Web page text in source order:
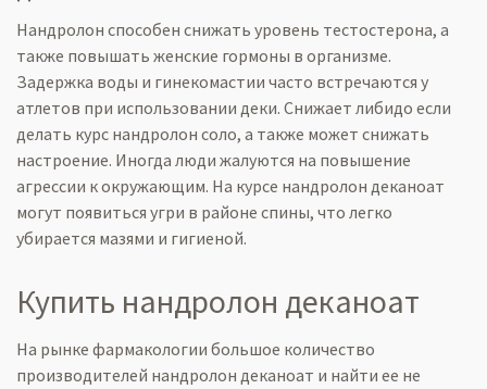
Нандролон способен снижать уровень тестостерона, а
также повышать женские гормоны в организме.
Задержка воды и гинекомастии часто встречаются у
атлетов при использовании деки. Снижает либидо если
делать курс нандролон соло, а также может снижать
настроение. Иногда люди жалуются на повышение
агрессии к окружающим. На курсе нандролон деканоат
могут появиться угри в районе спины, что легко
убирается мазями и гигиеной.
Купить нандролон деканоат
На рынке фармакологии большое количество
производителей нандролон деканоат и найти ее не